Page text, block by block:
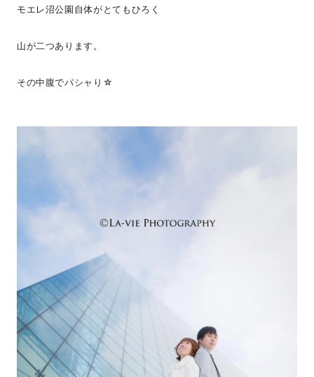
モエレ沼公園自体がとてもひろく
山が二つあります。
その中腹でパシャり☆